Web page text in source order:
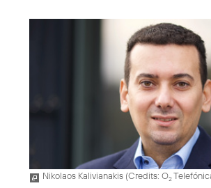
Nikolaos Kalivianakis (Credits: O2